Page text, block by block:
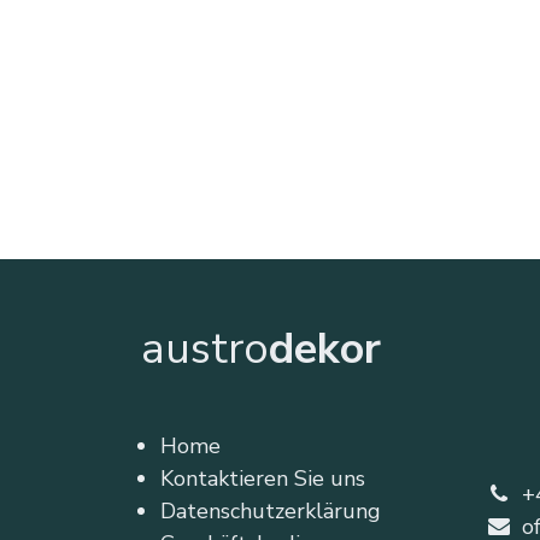
austrodekor
Home
Kontaktieren Sie uns
Datenschutzerklärung